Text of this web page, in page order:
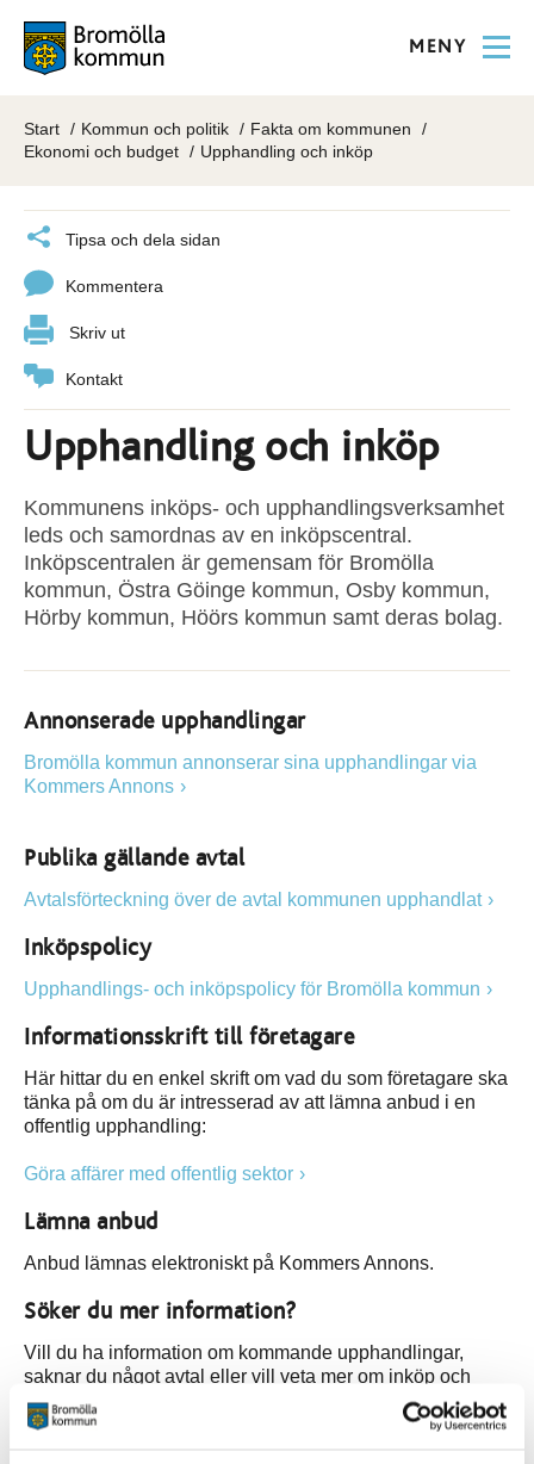
MENY
Start Kommun och politik
Fakta om kommunen
Ekonomi och budget
Upphandling och inköp
Tipsa och dela sidan
Kommentera
Skriv ut
Kontakt
Upphandling och inköp
Kommunens inköps- och upphandlingsverksamhet
leds och samordnas av en inköpscentral.
Inköpscentralen är gemensam för Bromölla
kommun, Östra Göinge kommun, Osby kommun,
Hörby kommun, Höörs kommun samt deras bolag.
Annonserade upphandlingar
Bromölla kommun annonserar sina upphandlingar via
Kommers Annons
Publika gällande avtal
Avtalsförteckning över de avtal kommunen upphandlat
Inköpspolicy
Upphandlings- och inköpspolicy för Bromölla kommun
Informationsskrift till företagare
Här hittar du en enkel skrift om vad du som företagare ska
tänka på om du är intresserad av att lämna anbud i en
offentlig upphandling:
Göra affärer med offentlig sektor
Lämna anbud
Anbud lämnas elektroniskt på Kommers Annons.
Söker du mer information?
Vill du ha information om kommande upphandlingar,
saknar du något avtal eller vill veta mer om inköp och
upphandling, kontakta inköpscentralen.